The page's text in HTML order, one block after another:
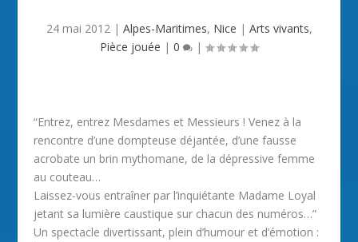
24 mai 2012| Alpes-Maritimes, Nice | Arts vivants,
Pièce jouée | 0 |
“Entrez, entrez Mesdames et Messieurs ! Venez à la
rencontre d’une dompteuse déjantée, d’une fausse
acrobate un brin mythomane, de la dépressive femme
au couteau…
Laissez-vous entraîner par l’inquiétante Madame Loyal
jetant sa lumière caustique sur chacun des numéros…”
Un spectacle divertissant, plein d’humour et d’émotion :